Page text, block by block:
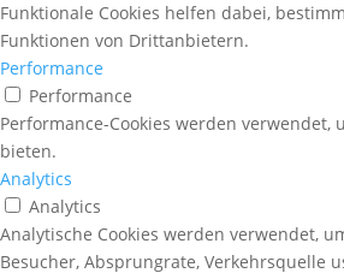
Funktionale Cookies helfen dabei,
Funktionen von Drittanbietern.
Performance
Performance
Performance-Cookies werden
bieten.
Analytics
Analytics
Analytische Cookies werden verwendet,
Besucher, Absprungrate, Verkehrsquelle